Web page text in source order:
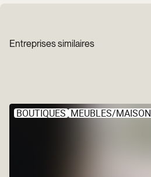
Entreprises similaires
BOUTIQUES MEUBLES/MAISON